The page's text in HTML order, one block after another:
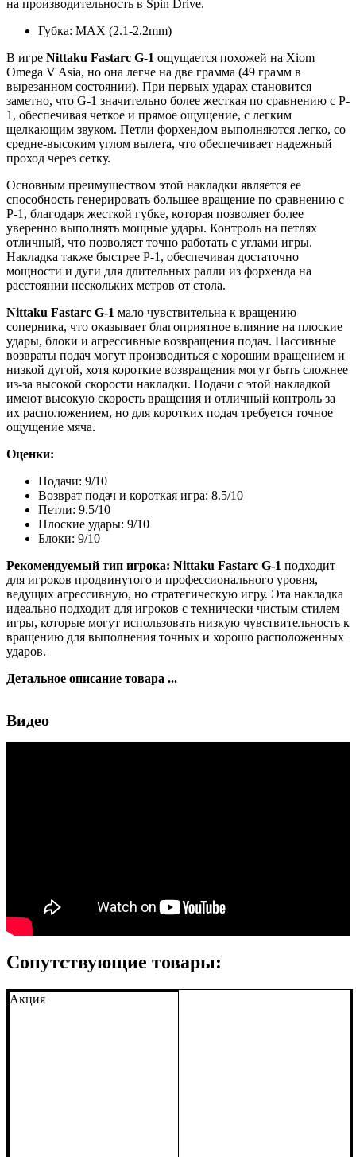
на производительность в Spin Drive.
Губка: MAX (2.1-2.2mm)
В игре Nittaku Fastarc G-1 ощущается похожей на Xiom
Omega V Asia, но она легче на две грамма (49 грамм в
вырезанном состоянии). При первых ударах становится
заметно, что G-1 значительно более жесткая по сравнению с P-
1, обеспечивая четкое и прямое ощущение, с легким
щелкающим звуком. Петли форхендом выполняются легко, со
средне-высоким углом вылета, что обеспечивает надежный
проход через сетку.
Основным преимуществом этой накладки является ее
способность генерировать большее вращение по сравнению с
P-1, благодаря жесткой губке, которая позволяет более
уверенно выполнять мощные удары. Контроль на петлях
отличный, что позволяет точно работать с углами игры.
Накладка также быстрее P-1, обеспечивая достаточно
мощности и дуги для длительных ралли из форхенда на
расстоянии нескольких метров от стола.
Nittaku Fastarc G-1 мало чувствительна к вращению
соперника, что оказывает благоприятное влияние на плоские
удары, блоки и агрессивные возвращения подач. Пассивные
возвраты подач могут производиться с хорошим вращением и
низкой дугой, хотя короткие возвращения могут быть сложнее
из-за высокой скорости накладки. Подачи с этой накладкой
имеют высокую скорость вращения и отличный контроль за
их расположением, но для коротких подач требуется точное
ощущение мяча.
Оценки:
Подачи: 9/10
Возврат подач и короткая игра: 8.5/10
Петли: 9.5/10
Плоские удары: 9/10
Блоки: 9/10
Рекомендуемый тип игрока: Nittaku Fastarc G-1 подходит
для игроков продвинутого и профессионального уровня,
ведущих агрессивную, но стратегическую игру. Эта накладка
идеально подходит для игроков с технически чистым стилем
игры, которые могут использовать низкую чувствительность к
вращению для выполнения точных и хорошо расположенных
ударов.
Детальное описание товара ...
Видео
Сопутствующие товары:
Акция